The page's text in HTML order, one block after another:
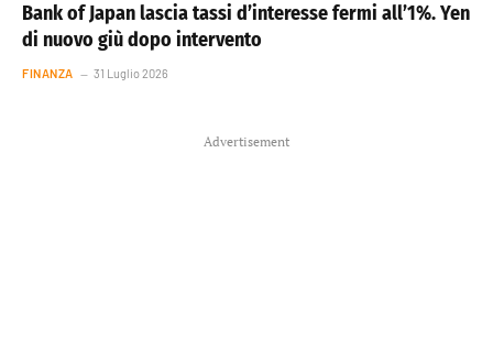
Bank of Japan lascia tassi d’interesse fermi all’1%. Yen
di nuovo giù dopo intervento
FINANZA 31 Luglio 2026
Advertisement